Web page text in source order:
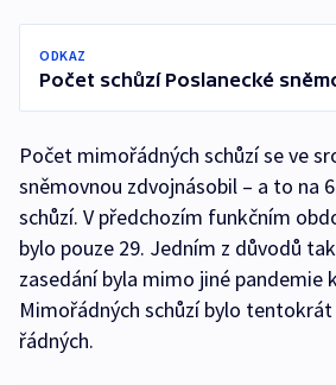
ODKAZ
Počet schůzí Poslanecké
Počet mimořádných schůzí se ve
sněmovnou zdvojnásobil – a to na
schůzí. V předchozím funkčním
bylo pouze 29. Jedním z důvodů
zasedání byla mimo jiné pandemie
Mimořádných schůzí bylo tentokrát
řádných.